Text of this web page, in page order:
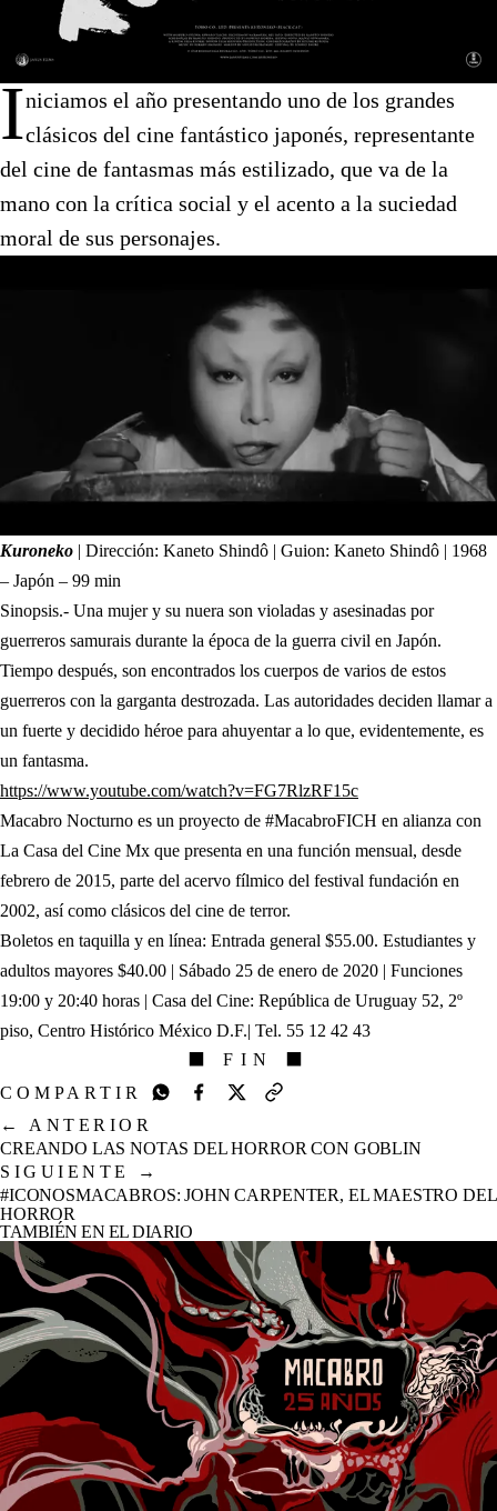
Iniciamos el año presentando uno de los grandes
clásicos del cine fantástico japonés, representante
del cine de fantasmas más estilizado, que va de la
mano con la crítica social y el acento a la suciedad
moral de sus personajes.
Kuroneko | Dirección: Kaneto Shindô | Guion: Kaneto Shindô | 1968
– Japón – 99 min
Sinopsis.- Una mujer y su nuera son violadas y asesinadas por
guerreros samurais durante la época de la guerra civil en Japón.
Tiempo después, son encontrados los cuerpos de varios de estos
guerreros con la garganta destrozada. Las autoridades deciden llamar a
un fuerte y decidido héroe para ahuyentar a lo que, evidentemente, es
un fantasma.
https://www.youtube.com/watch?v=FG7RlzRF15c(abre en nueva
Macabro Nocturno es un proyecto de #MacabroFICH en alianza con
La Casa del Cine Mx que presenta en una función mensual, desde
febrero de 2015, parte del acervo fílmico del festival fundación en
2002, así como clásicos del cine de terror.
Boletos en taquilla y en línea: Entrada general $55.00. Estudiantes y
adultos mayores $40.00 | Sábado 25 de enero de 2020 | Funciones
19:00 y 20:40 horas | Casa del Cine: República de Uruguay 52, 2º
piso, Centro Histórico México D.F.| Tel. 55 12 42 43
⬛ FIN ⬛
COMPARTIR
← ANTERIOR
CREANDO LAS NOTAS DEL HORROR CON GOBLIN
SIGUIENTE
→
#ICONOSMACABROS: JOHN CARPENTER, EL MAESTRO DEL
HORROR
TAMBIÉN EN EL DIARIO